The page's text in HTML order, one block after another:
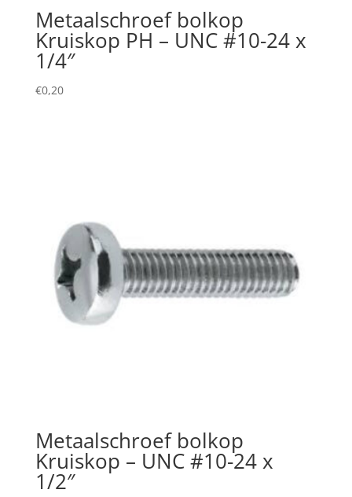
Metaalschroef bolkop
Kruiskop PH – UNC #10-24 x
1/4″
€0,20
Metaalschroef bolkop
Kruiskop – UNC #10-24 x
1/2″